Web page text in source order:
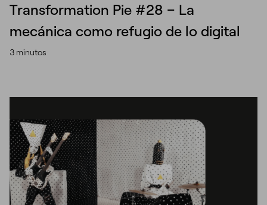
Transformation Pie #28 – La
mecánica como refugio de lo digital
3 minutos